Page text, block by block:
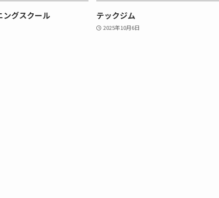
ングスクール テックジム
2025年10月6日